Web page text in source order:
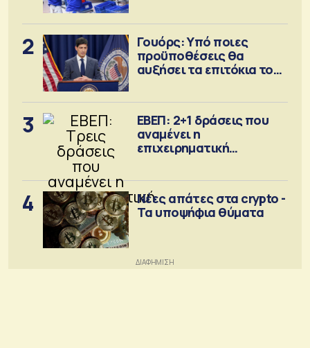
2
Γουόρς: Υπό ποιες
προϋποθέσεις θα
αυξήσει τα επιτόκια τον
3
ΕΒΕΠ: 2+1 δράσεις που
αναμένει η
επιχειρηματική
4
Νέες απάτες στα crypto -
Τα υποψήφια θύματα